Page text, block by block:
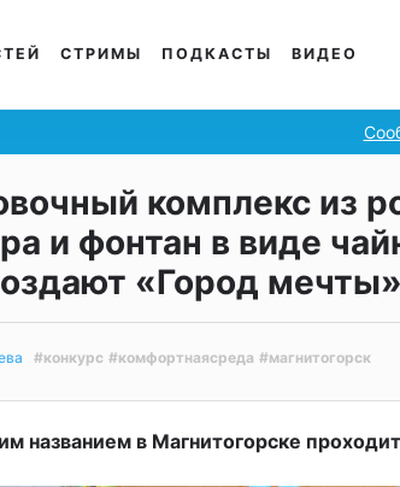
СТРИМЫ ПОДКАСТЫ ВИДЕО
комплекс из
и фонтан в виде
«Город мечты»
#конкурс #комфортнаясреда #магнитогорск
названием в Магнитогорске